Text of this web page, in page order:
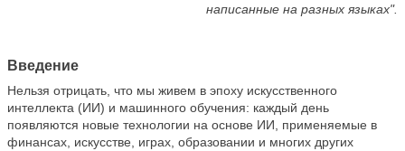
написанные на разных языках".
Введение
Нельзя отрицать, что мы живем в эпоху искусственного
интеллекта (ИИ) и машинного обучения: каждый день
появляются новые технологии на основе ИИ, применяемые в
финансах, искусстве, играх, образовании и многих других